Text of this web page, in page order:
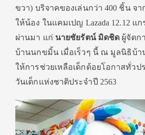
ขวา) บริจาคของเล่นกว่า 400 ชิ้น จา
ให้น้อง ในแคมเปญ Lazada 12.12 แก
ผ่านมา แก่ นายชัยรัตน์ มิดชิด ผู้จัดก
บ้านนกขมิ้น เมื่อเร็วๆ นี้ ณ มูลนิธิบ้า
ให้การช่วยเหลือเด็กด้อยโอกาสทั่วป
วันเด็กแห่งชาติประจำปี 2563